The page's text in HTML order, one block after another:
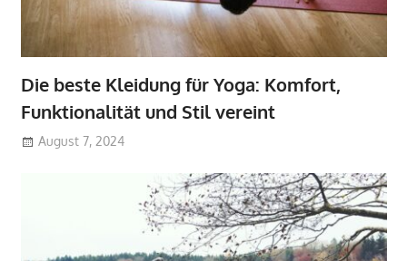
Die beste Kleidung für Yoga: Komfort,
Funktionalität und Stil vereint
August 7, 2024